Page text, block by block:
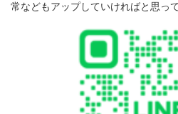
常などもアップしていければと思っ